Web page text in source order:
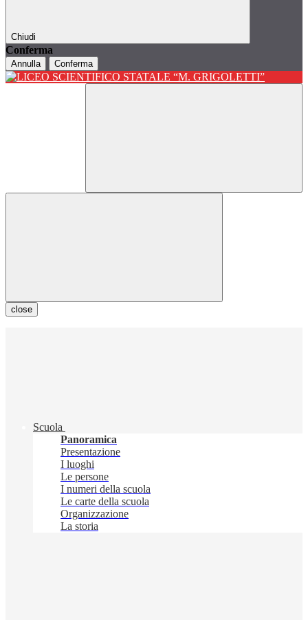
Chiudi
Conferma
Annulla Conferma
close
Scuola
Panoramica
Presentazione
I luoghi
Le persone
I numeri della scuola
Le carte della scuola
Organizzazione
La storia